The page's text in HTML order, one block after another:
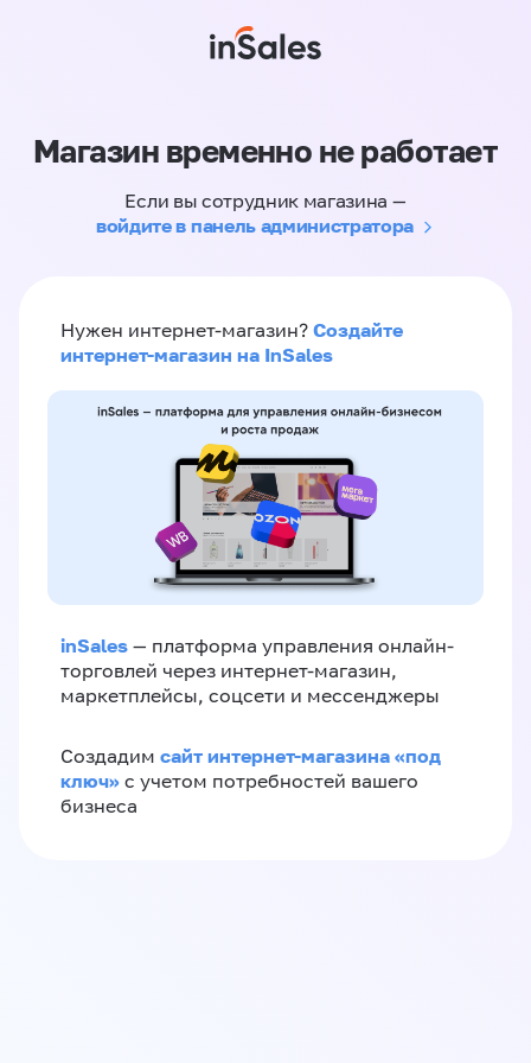
Магазин временно не работает
Если вы сотрудник магазина —
войдите в панель администратора
Нужен интернет-магазин? Создайте
интернет-магазин на InSales
inSales — платформа управления онлайн-
торговлей через интернет-магазин,
маркетплейсы, соцсети и мессенджеры
Создадим сайт интернет-магазина «под
ключ» с учетом потребностей вашего
бизнеса